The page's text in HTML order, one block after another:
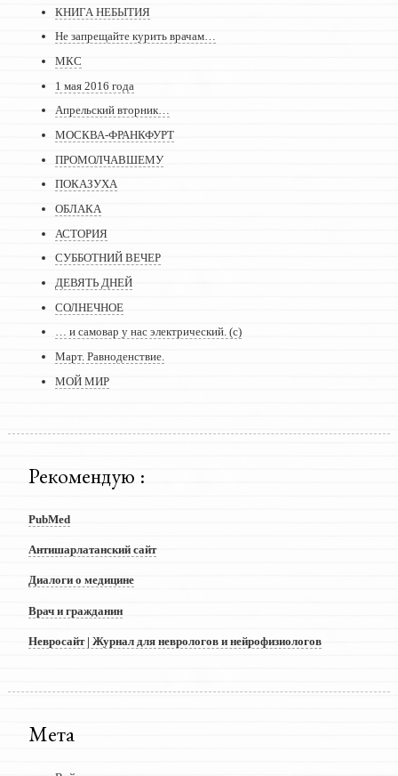
КНИГА НЕБЫТИЯ
Не запрещайте курить врачам…
МКС
1 мая 2016 года
Апрельский вторник…
МОСКВА-ФРАНКФУРТ
ПРОМОЛЧАВШЕМУ
ПОКАЗУХА
ОБЛАКА
АСТОРИЯ
СУББОТНИЙ ВЕЧЕР
ДЕВЯТЬ ДНЕЙ
СОЛНЕЧНОЕ
… и самовар у нас электрический. (с)
Март. Равноденствие.
МОЙ МИР
Рекомендую :
PubMed
Антишарлатанский сайт
Диалоги о медицине
Врач и гражданин
Невросайт | Журнал для неврологов и нейрофизиологов
Мета